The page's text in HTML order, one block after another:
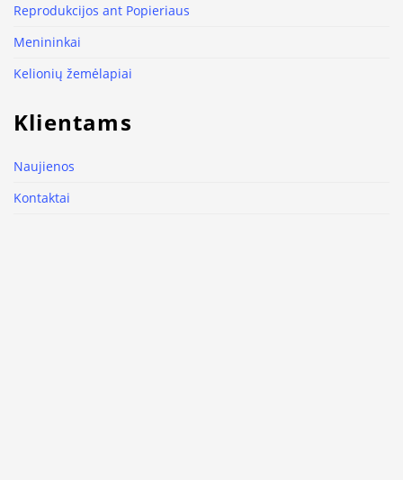
Reprodukcijos ant Popieriaus
Menininkai
Kelionių žemėlapiai
Klientams
Naujienos
Kontaktai